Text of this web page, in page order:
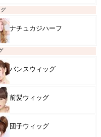
ナチュカジハーフ
バンスウィッグ
前髪ウィッグ
団子ウィッグ